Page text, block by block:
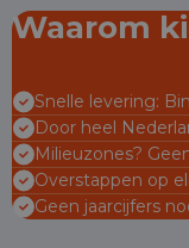
Waarom
Snelle levering:
Door heel
Milieuzones?
Overstappen op
Geen jaarcijfers